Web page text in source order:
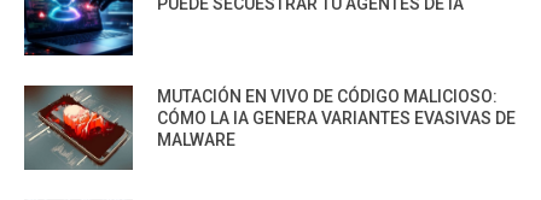
PUEDE SECUESTRAR TU AGENTES DE IA
MUTACIÓN EN VIVO DE CÓDIGO MALICIOSO:
CÓMO LA IA GENERA VARIANTES EVASIVAS DE
MALWARE